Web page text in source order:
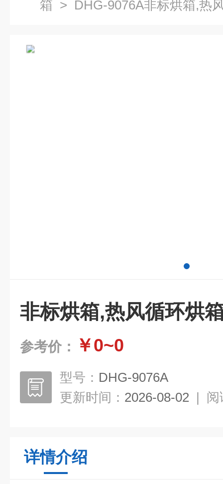
箱 > DHG-9076A非标烘箱,热
非标烘箱,热风循环烘
参考价： ￥0~0
型号： DHG-9076A
更新时间： 2026-08-02 | 阅
详情介绍